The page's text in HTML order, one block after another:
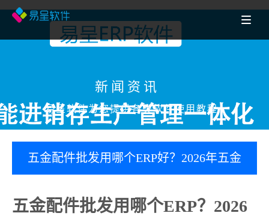
新闻资讯
易呈软件为您提供各类软件使用教程
五金配件批发用哪个ERP好？2026年五金
五金配件批发用哪个ERP？2026